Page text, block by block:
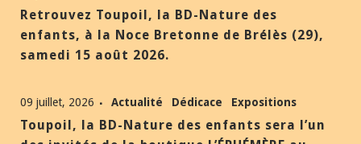
Retrouvez Toupoil, la BD-Nature des
enfants, à la Noce Bretonne de Brélès (29),
samedi 15 août 2026.
09 juillet, 2026 Actualité Dédicace Expositions
Toupoil, la BD-Nature des enfants sera l’un